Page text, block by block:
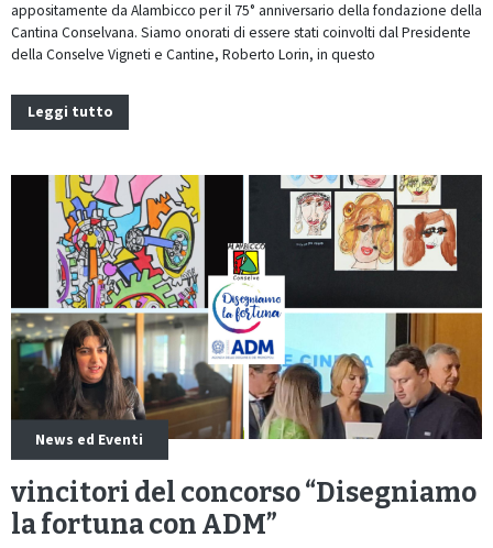
appositamente da Alambicco per il 75° anniversario della fondazione della
Cantina Conselvana. Siamo onorati di essere stati coinvolti dal Presidente
della Conselve Vigneti e Cantine, Roberto Lorin, in questo
Leggi tutto
News ed Eventi
vincitori del concorso “Disegniamo
la fortuna con ADM”